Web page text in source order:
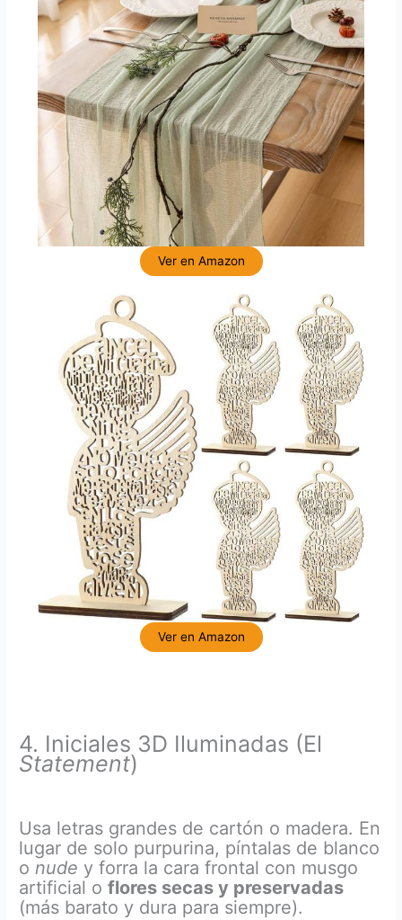
Ver en Amazon
Ver en Amazon
4. Iniciales 3D Iluminadas (El
Statement)
Usa letras grandes de cartón o madera. En
lugar de solo purpurina, píntalas de blanco
onude y forra la cara frontal con musgo
artificial oflores secas y preservadas
(más barato y dura para siempre).